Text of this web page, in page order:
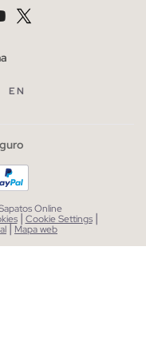
EN
Online
| Cookie Settings |
| Mapa web